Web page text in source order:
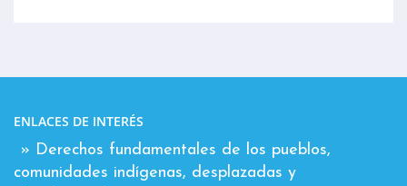
ENLACES DE INTERÉS
» Derechos fundamentales de los pueblos,
comunidades indígenas, desplazadas y